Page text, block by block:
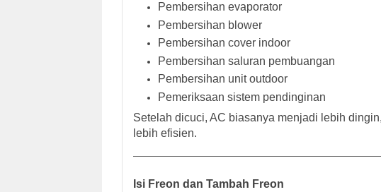
Pembersihan evaporator
Pembersihan blower
Pembersihan cover indoor
Pembersihan saluran pembuangan
Pembersihan unit outdoor
Pemeriksaan sistem pendinginan
Setelah dicuci, AC biasanya menjadi lebih
lebih efisien.
Isi Freon dan Tambah Freon